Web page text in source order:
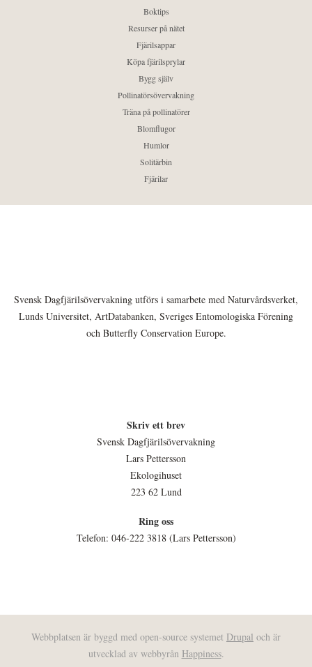
Boktips
Resurser på nätet
Fjärilsappar
Köpa fjärilsprylar
Bygg själv
Pollinatörsövervakning
Träna på pollinatörer
Blomflugor
Humlor
Solitärbin
Fjärilar
Svensk Dagfjärilsövervakning utförs i samarbete med Naturvårdsverket,
Lunds Universitet, ArtDatabanken, Sveriges Entomologiska Förening
och Butterfly Conservation Europe.
Skriv ett brev
Svensk Dagfjärilsövervakning
Lars Pettersson
Ekologihuset
223 62 Lund
Ring oss
Telefon: 046-222 3818 (Lars Pettersson)
Webbplatsen är byggd med open-source systemet Drupal och är
utvecklad av webbyrån Happiness.